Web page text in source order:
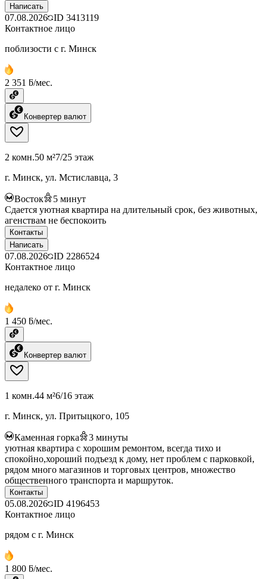
Написать
07.08.2026 ID 3413119
Контактное лицо
поблизости с г. Минск
2 351 ƃ/мес.
Конвертер валют
2 комн.50 м²7/25 этаж
г. Минск, ул. Мстиславца, 3
Восток 5 минут
Сдается уютная квартира на длительный срок, без животных,
агенствам не беспокоить
Контакты
Написать
07.08.2026 ID 2286524
Контактное лицо
недалеко от г. Минск
1 450 ƃ/мес.
Конвертер валют
1 комн.44 м²6/16 этаж
г. Минск, ул. Притыцкого, 105
Каменная горка 3 минуты
уютная квартира с хорошим ремонтом, всегда тихо и
спокойно,хороший подъезд к дому, нет проблем с парковкой,
рядом много магазинов и торговых центров, множество
общественного транспорта и маршруток.
Контакты
05.08.2026 ID 4196453
Контактное лицо
рядом с г. Минск
1 800 ƃ/мес.